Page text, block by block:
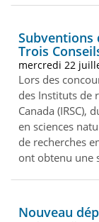
Subventions
Trois
mercredi 22
Lors des
des Instituts de
Canada (IRSC),
en sciences
de recherches
ont obtenu une
Nouveau